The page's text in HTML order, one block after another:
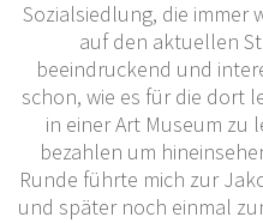
Sozialsiedlung, die immer
auf den aktuellen
beeindruckend und
schon, wie es für die dort
in einer Art Museum zu
bezahlen um
Runde führte mich zur
und später noch einmal